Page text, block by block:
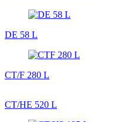
DE 58 L
CT/F 280 L
CT/HE 520 L